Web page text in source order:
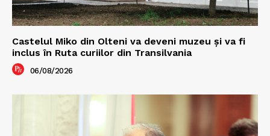
Castelul Miko din Olteni va deveni muzeu şi va fi
inclus în Ruta curiilor din Transilvania
06/08/2026